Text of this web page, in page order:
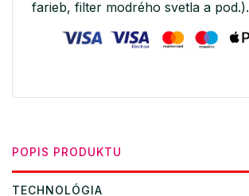
farieb, filter modrého svetla a pod.).
POPIS PRODUKTU
TECHNOLÓGIA